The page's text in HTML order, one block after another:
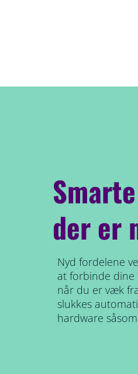
der er
Nyd fordelene
at forbinde dine
når du er væk
slukkes
hardware